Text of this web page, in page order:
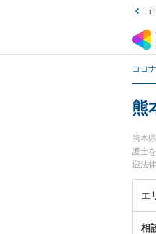
コ
ココ
熊
熊本
護士
迎法
のト
相談
エ
相